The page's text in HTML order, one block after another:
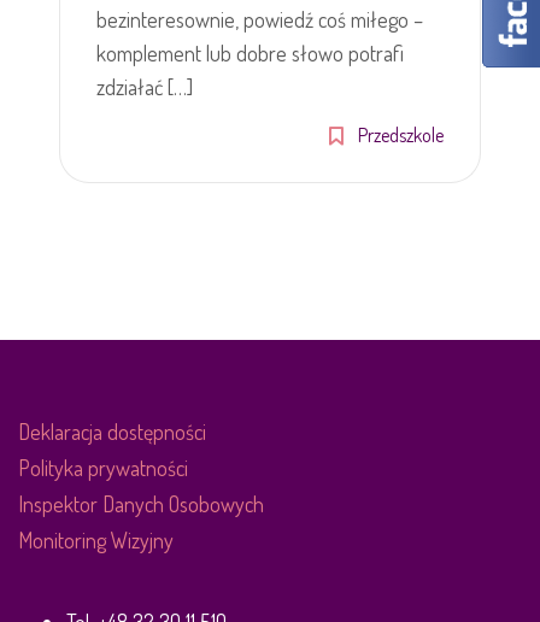
bezinteresownie, powiedź coś miłego –
komplement lub dobre słowo potrafi
zdziałać […]
Przedszkole
Deklaracja dostępności
Polityka prywatności
Inspektor Danych Osobowych
Monitoring Wizyjny